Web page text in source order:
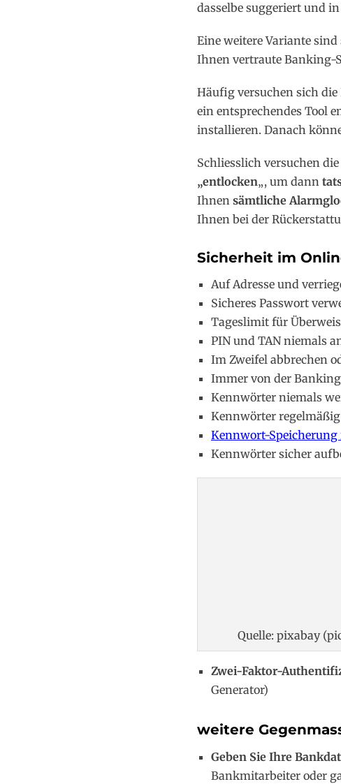
dasselbe suggeriert und
Eine weitere Variante sind
Ihnen vertraute Banking-
Häufig versuchen sich die
ein entsprechendes Tool
installieren. Danach
Schliesslich versuchen
„entlocken„, um dann
Ihnen sämtliche
Ihnen bei der
Sicherheit im
Auf Adresse und
Sicheres Passwort
Tageslimit für
PIN und TAN niemals
Im Zweifel abbrechen
Immer von der
Kennwörter niemals
Kennwörter
Kennwort-
Kennwörter sicher
Quelle: pixabay
Zwei-Faktor-
Generator)
weitere
Geben Sie Ihre
Bankmitarbeiter oder